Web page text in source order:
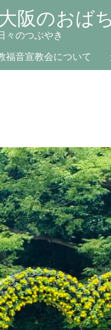
阪のおば
々のつぶやき
福音宣教会について